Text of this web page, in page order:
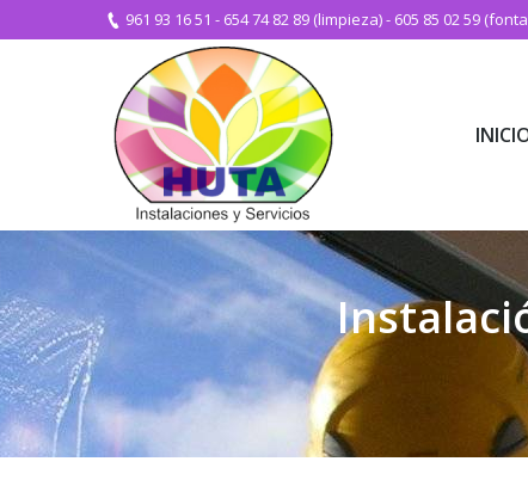
961 93 16 51 - 654 74 82 89 (limpieza)- 605 85 02 59